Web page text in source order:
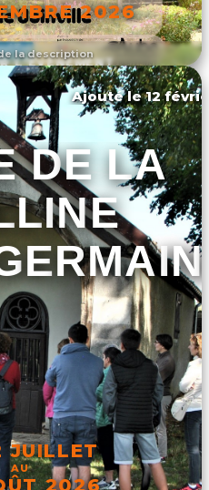
la description
2026
L'ÉVÉNEMENT
Ajouté le 12
DE LA
JUILLET
AU
2026